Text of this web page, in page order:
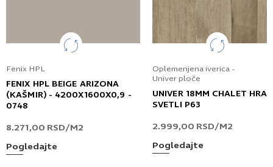
Fenix HPL
FENIX HPL BEIGE ARIZONA
(KAŠMIR) - 4200X1600X0,9 -
0748
8.271,00 RSD/M2
Pogledajte
Oplemenjena iverica -
Univer ploče
UNIVER 18MM CHALET
SVETLI P63
2.999,00 RSD/M2
Pogledajte